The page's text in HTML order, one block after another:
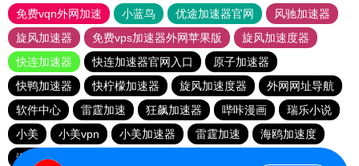
免费vqn外网加速
小蓝鸟 优途加速器官网
风驰加速器
旋风加速器
免费vps加速器外网苹果版
旋风加速度器
快连加速器
快连加速器官网入口
原子加速器
快鸭加速器
快柠檬加速器 旋风加速度器
外网网址导航
软件中心
雷霆加速 狂飙加速器 哔咔漫画
瑞乐小说
小美
小美vpn 小美加速器 雷霆加速
海鸥加速度
海鸥加速器下载